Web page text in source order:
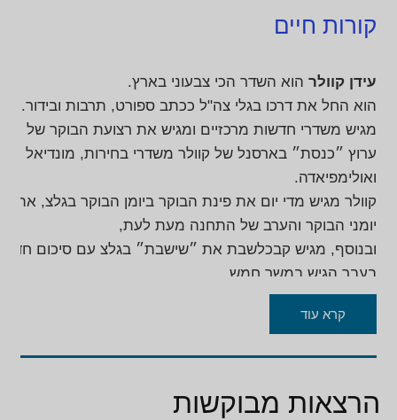
קורות חיים
עידן קוולר הוא השדר הכי צבעוני בארץ.
הוא החל את דרכו בגלי צה"ל ככתב ספורט, תרבות ובידור.
מגיש משדרי חדשות מרכזיים ומגיש את רצועת הבוקר של
ערוץ ״כנסת״ בארסנל של קוולר משדרי בחירות, מונדיאל
ואולימפיאדה.
קוולר מגיש מדי יום את פינת הבוקר ביומן הבוקר בגלצ, את
יומני הבוקר והערב של התחנה מעת לעת,
ובנוסף, מגיש קבכלשבת את ״שישבת״ בגלצ עם סיכום
בעבר הגיש במשך חמש
שנים ״ערב חדש״ בחינוכית בימי חמישי.
עידן קוולר הוא בעל תואר ראשון במשפטים, ושליטה מלאה
קרא עוד
הרצאות מבוקשות